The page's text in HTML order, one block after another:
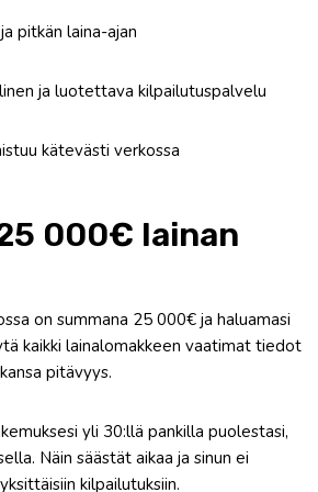
pitkän laina-ajan
ja luotettava kilpailutuspalvelu
kätevästi verkossa
000€ lainan
on summana 25 000€ ja haluamasi
kaikki lainalomakkeen vaatimat tiedot
pitävyys.
yli 30:llä pankilla puolestasi,
Näin säästät aikaa ja sinun ei
kilpailutuksiin.